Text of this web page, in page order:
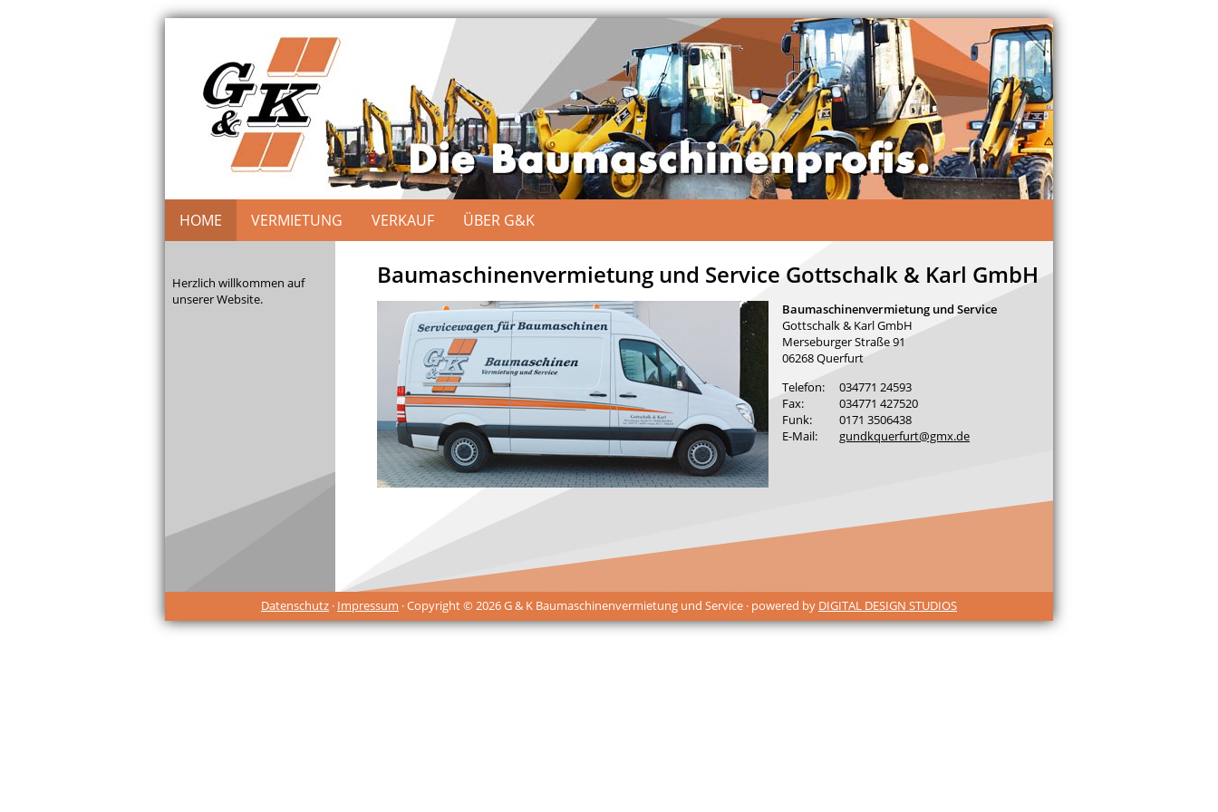
HOME VERMIETUNG VERKAUF ÜBER G&K
Herzlich willkommen auf
unserer Website.
Baumaschinenvermietung und Service Gottschalk & Karl GmbH
Baumaschinenvermietung und Service
Gottschalk & Karl GmbH
Merseburger Straße 91
06268 Querfurt
Telefon:
034771 24593
Fax:
034771 427520
Funk:
0171 3506438
E-Mail:
gundkquerfurt@gmx.de
Datenschutz · Impressum · Copyright © 2026 G & K Baumaschinenvermietung und Service · powered by DIGITAL DESIGN STUDIOS